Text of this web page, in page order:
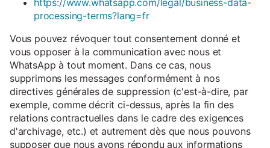
processing-terms?lang=fr
Vous pouvez révoquer tout consentement donné et
vous opposer à la communication avec nous et
WhatsApp à tout moment. Dans ce cas, nous
supprimons les messages conformément à nos
directives générales de suppression (c'est-à-dire, par
exemple, comme décrit ci-dessus, après la fin des
relations contractuelles dans le cadre des exigences
d'archivage, etc.) et autrement dès que nous pouvons
supposer que nous avons répondu aux informations